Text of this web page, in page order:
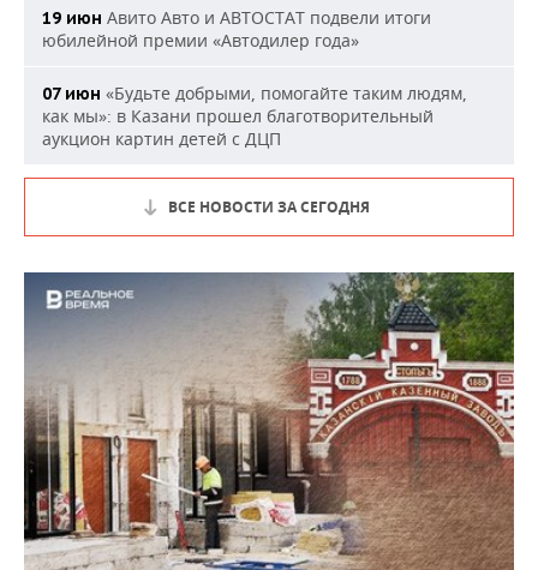
19 июн Авито Авто и АВТОСТАТ подвели итоги
юбилейной премии «Автодилер года»
07 июн «Будьте добрыми, помогайте таким людям,
как мы»: в Казани прошел благотворительный
аукцион картин детей с ДЦП
ВСЕ НОВОСТИ ЗА СЕГОДНЯ